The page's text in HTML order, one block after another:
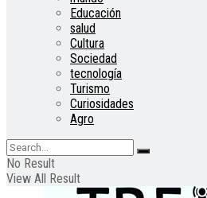
Educación
salud
Cultura
Sociedad
tecnología
Turismo
Curiosidades
Agro
No Result
View All Result